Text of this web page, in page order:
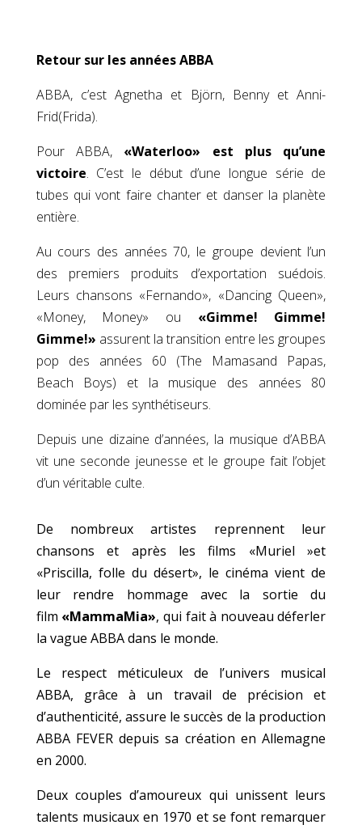
Retour sur les années ABBA
ABBA, c’est Agnetha et Björn, Benny et Anni-
Frid(Frida).
Pour ABBA,
«Waterloo» est plus qu’une
victoire. C’est le début d’une longue série de
tubes qui vont faire chanter et danser la planète
entière.
Au cours des années 70, le groupe devient l’un
des premiers produits d’exportation suédois.
Leurs chansons «Fernando», «Dancing Queen»,
«Money, Money» ou
«Gimme! Gimme!
Gimme!» assurent la transition entre les groupes
pop des années 60 (The Mamasand Papas,
Beach Boys) et la musique des années 80
dominée par les synthétiseurs.
Depuis une dizaine d’années, la musique d’ABBA
vit une seconde jeunesse et le groupe fait l’objet
d’un véritable culte.
De nombreux artistes reprennent leur
chansons et après les films «Muriel »et
«Priscilla, folle du désert», le cinéma vient de
leur rendre hommage avec la sortie du
film «MammaMia», qui fait à nouveau déferler
la vague ABBA dans le monde.
Le respect méticuleux de l’univers musical
ABBA, grâce à un travail de précision et
d’authenticité, assure le succès de la production
ABBA FEVER depuis sa création en Allemagne
en 2000.
Deux couples d’amoureux qui unissent leurs
talents musicaux en 1970 et se font remarquer